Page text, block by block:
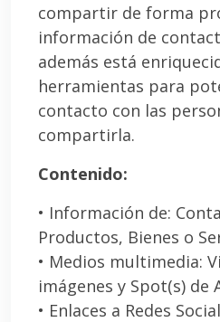
compartir de forma
información de
además está
herramientas para
contacto con las
compartirla.
Contenido:
• Información de:
Productos, Bienes o
• Medios multimedia:
imágenes y Spot(s) de
• Enlaces a Redes